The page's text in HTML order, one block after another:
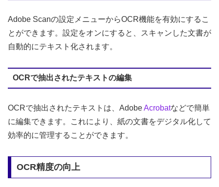
Adobe Scanの設定メニューからOCR機能を有効にするこ
とができます。設定をオンにすると、スキャンした文書が
自動的にテキスト化されます。
OCRで抽出されたテキストの編集
OCRで抽出されたテキストは、AdobeAcrobatなどで簡単
に編集できます。これにより、紙の文書をデジタル化して
効率的に管理することができます。
OCR精度の向上